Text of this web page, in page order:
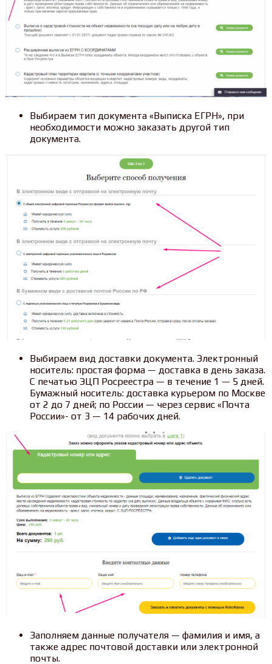
Выбираем тип документа «Выписка ЕГРН», при
необходимости можно заказать другой тип
документа.
Выбираем вид доставки документа. Электронный
носитель: простая форма — доставка в день заказа.
С печатью ЭЦП Росреестра — в течение 1 — 5 дней.
Бумажный носитель: доставка курьером по Москве
от 2 до 7 дней; по России — через сервис «Почта
России»- от 3 — 14 рабочих дней.
Заполняем данные получателя — фамилия и имя, а
также адрес почтовой доставки или электронной
почты.